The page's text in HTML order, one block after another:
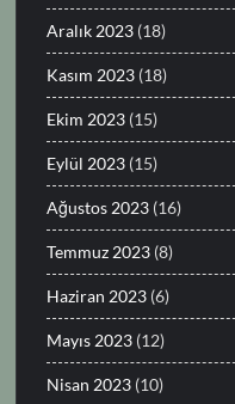
Aralık 2023 (18)
Kasım 2023 (18)
Ekim 2023 (15)
Eylül 2023 (15)
Ağustos 2023 (16)
Temmuz 2023 (8)
Haziran 2023 (6)
Mayıs 2023 (12)
Nisan 2023 (10)